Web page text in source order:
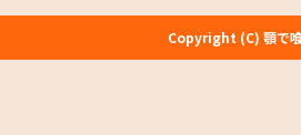
Copyright (C) 顎で